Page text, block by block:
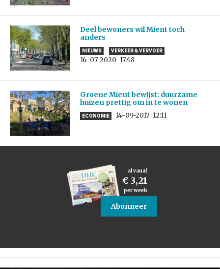
Deel bewoners wil Mient toch
anders
NIEUWS VERKEER & VERVOER
16-07-2020 17:48
Groene Mient bewijst: duurzame
huizen prettig om in te wonen
ECONOMIE 14-09-2017 12:11
al vanaf
€ 3,21
per week
Abonneer